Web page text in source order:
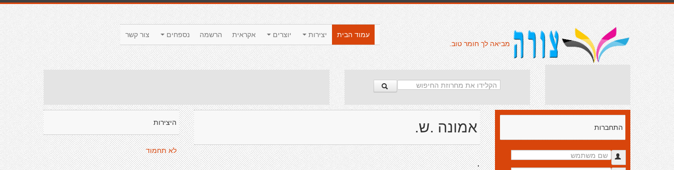
צור קשר נספחים הרשמה אקראית יוצרים יצירות
עמוד הבית
מביאה לך חומר טוב.
היצירות
לא תחמוד
אמונה .ש.
.
התחברות